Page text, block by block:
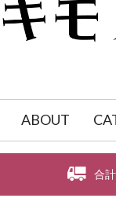
ABOUT
合